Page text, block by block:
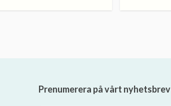
Prenumerera på vårt nyhetsbrev